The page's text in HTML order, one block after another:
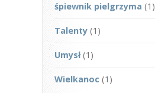
śpiewnik pielgrzyma (1)
Talenty (1)
Umysł(1)
Wielkanoc (1)